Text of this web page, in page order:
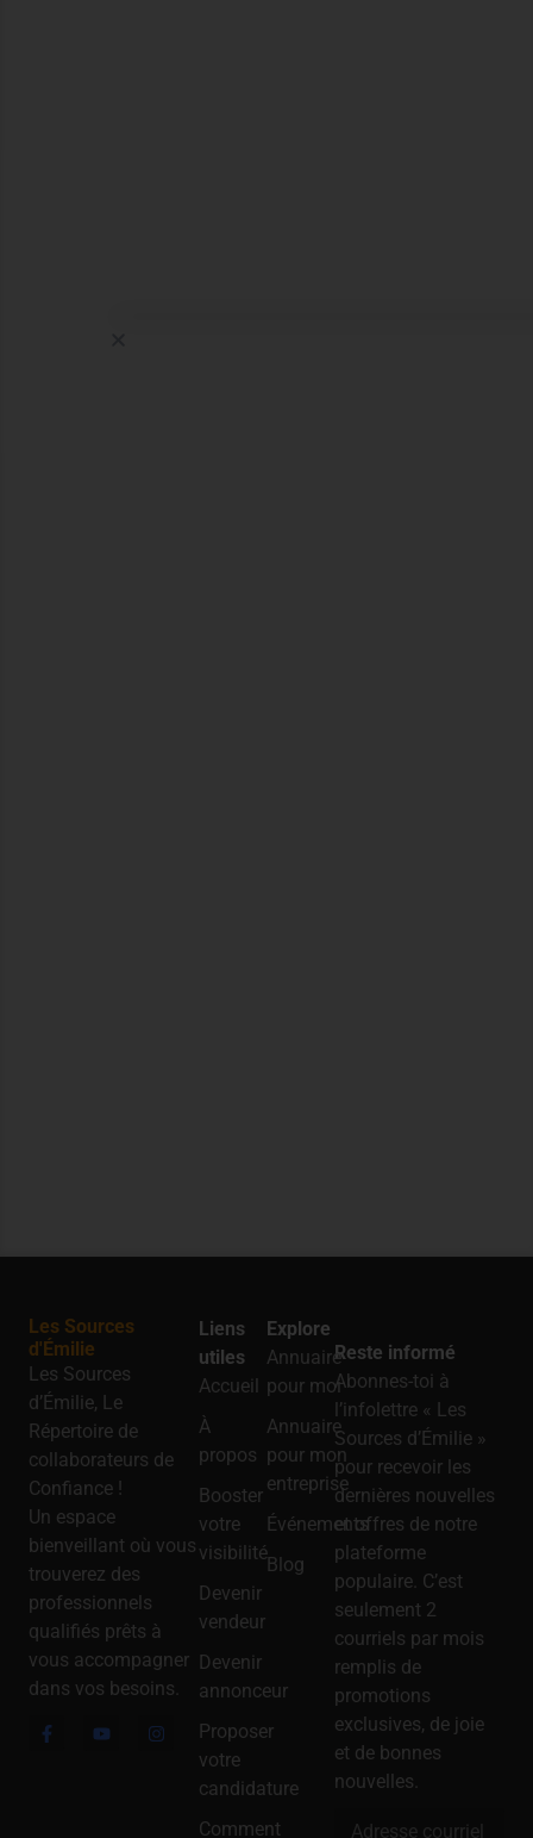
Les Sources
d'Émilie
Les Sources
d’Émilie, Le
Répertoire de
collaborateurs de
Confiance !
Un espace
bienveillant où vous
trouverez des
professionnels
qualifiés prêts à
vous accompagner
dans vos besoins.
Liens
utiles
Accueil
À
propos
Booster
votre
visibilité
Devenir
vendeur
Devenir
annonceur
Proposer
votre
candidature
Comment
Explore
Annuaire
pour moi
Annuaire
pour mon
entreprise
Événements
Blog
Reste informé
Abonnes-toi à
l’infolettre « Les
Sources d’Émilie »
pour recevoir les
dernières nouvelles
et offres de notre
plateforme
populaire. C’est
seulement 2
courriels par mois
remplis de
promotions
exclusives, de joie
et de bonnes
nouvelles.